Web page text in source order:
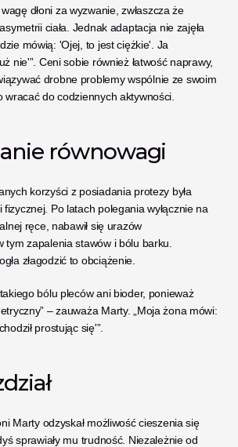
dłoni za wyzwanie, zwłaszcza że
ciała. Jednak adaptacja nie zajęła
mówią: 'Ojej, to jest ciężkie'. Ja
nie'”. Ceni sobie również łatwość naprawy,
drobne problemy wspólnie ze swoim
wracać do codziennych aktywności.
równowagi
korzyści z posiadania protezy była
Po latach polegania wyłącznie na
ręce, nabawił się urazów
tym zapalenia stawów i bólu barku.
złagodzić to obciążenie.
takiego bólu pleców ani bioder, ponieważ
– zauważa Marty. „Moja żona mówi:
prostując się'”.
Marty odzyskał możliwość cieszenia się
sprawiały mu trudność. Niezależnie od